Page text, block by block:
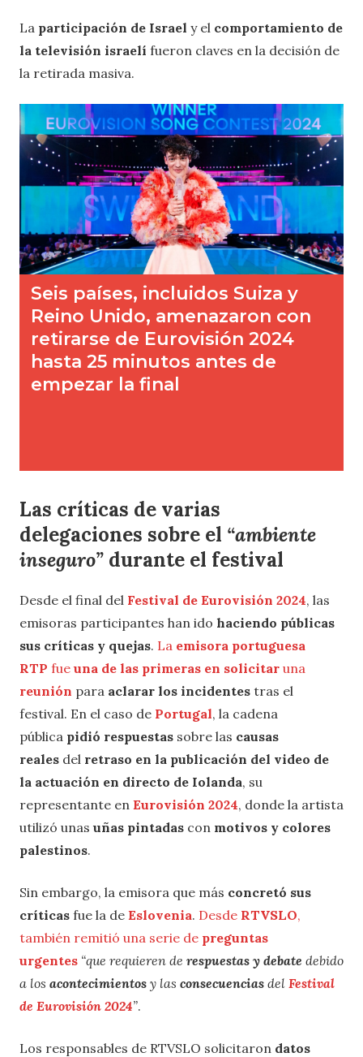
La participación de Israel y el comportamiento de
la televisión israelí fueron claves en la decisión de
la retirada masiva.
Las críticas de varias
delegaciones sobre el “ambiente
inseguro” durante el festival
Desde el final del Festival de Eurovisión 2024, las
emisoras participantes han ido haciendo públicas
sus críticas y quejas. La emisora portuguesa
RTP fue una de las primeras en solicitar una
reunión para aclarar los incidentes tras el
festival. En el caso de Portugal, la cadena
pública pidió respuestas sobre las causas
reales del retraso en la publicación del video de
la actuación en directo de Iolanda, su
representante en Eurovisión 2024, donde la artista
utilizó unas uñas pintadas con motivos y colores
palestinos.
Sin embargo, la emisora que más concretó sus
críticas fue la de Eslovenia. Desde RTVSLO,
también remitió una serie de preguntas
urgentes “que requieren de respuestas y debate debido
a los acontecimientos y las consecuencias del Festival
de Eurovisión 2024”.
Los responsables de RTVSLO solicitaron datos